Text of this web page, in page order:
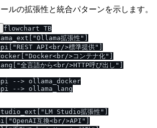
ルの拡張性と統合パターンを示します。
flowchart TB
拡張性"]
API<br/>標準提供"]
>コンテナ化"]
全言語から<br/>HTTP呼び出し"]
--> ollama_docker
--> ollama_lang
Studio拡張性"]
互換<br/>API"]